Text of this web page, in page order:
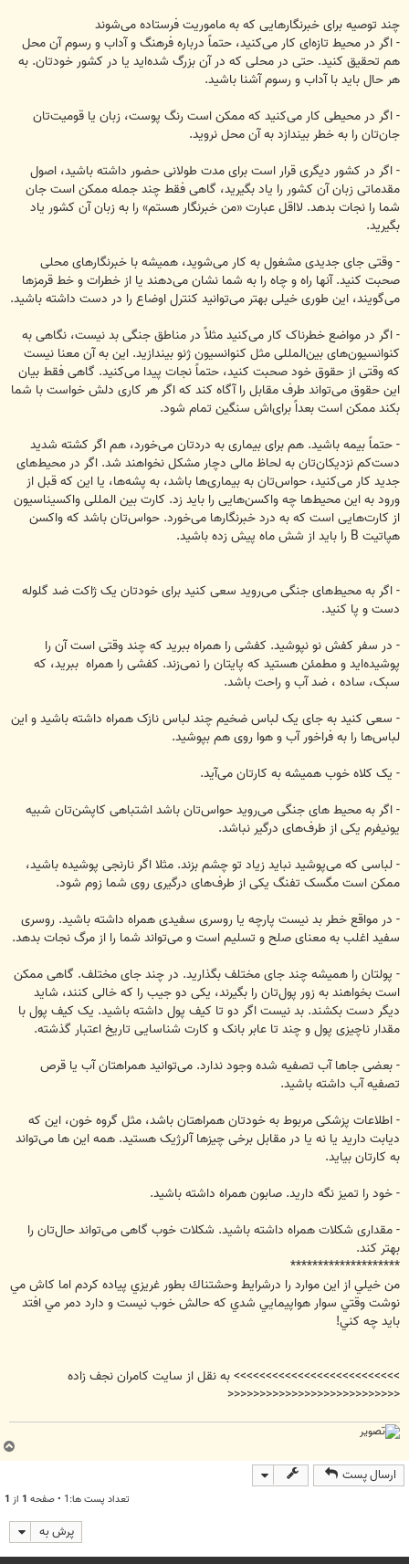
چند توصیه برای خبرنگارهایی که به ماموریت فرستاده می‌شوند
‏- اگر در محیط تازه‌ای کار می‌کنید، حتماً درباره فرهنگ و آداب و رسوم آن محل
هم تحقیق کنید. حتی در محلی ‏‏که ‏در آن بزرگ شده‌اید یا در کشور خودتان. به
هر حال باید با آداب و رسوم آشنا باشید.‏
‏- اگر در محیطی کار می‌کنید که ممکن است رنگ پوست، زبان یا قومیت‌تان
جان‌تان را به خطر بیندازد به آن ‏‏‏محل نروید.‏
‏- اگر در کشور دیگری قرار است برای مدت طولانی حضور داشته باشید، اصول
مقدماتی زبان آن کشور را یاد ‏‏‏بگیرید، گاهی فقط چند جمله ممکن است جان
شما را نجات بدهد. لااقل عبارت «من خبرنگار هستم» را به زبان ‏‏‏آن کشور یاد
بگیرید.‏
‏- وقتی جای جدیدی مشغول به کار می‌شوید، همیشه با خبرنگارهای محلی
صحبت کنید. آنها راه و ‏چاه را به ‏شما ‏نشان می‌دهند یا از خطرات و خط قرمزها
می‌گویند، این طوری خیلی بهتر می‌توانید کنترل اوضاع ‏را در ‏دست ‏داشته باشید.‏
‏- اگر در مواضع خطرناک کار می‌کنید مثلاً در مناطق جنگی بد نیست، نگاهی به
کنوانسیون‌های بین‌المللی مثل ‏‏‏کنوانسیون ژنو بیندازید. این به آن معنا نیست
که وقتی از حقوق خود صحبت کنید، حتماً نجات پیدا می‌کنید. ‏گاهی ‏‏فقط بیان
این حقوق می‌تواند طرف مقابل را آگاه کند که اگر هر کاری دلش خواست با شما
بکند ممکن است ‏بعداً ‏‏برای‌اش سنگین تمام شود.‏
‏- حتماً بیمه باشید. هم برای بیماری به دردتان می‌خورد، هم اگر کشته شدید
دست‌کم نزدیکان‌تان به لحاظ ‏مالی دچار ‏‏مشکل نخواهند شد. اگر در محیط‌های
جدید کار می‌کنید، حواس‌تان به بیماری‌ها باشد، به پشه‌ها، یا این که قبل ‏از
‏‏ورود به این محیط‌ها چه واکسن‌هایی را باید زد. کارت بین المللی واکسیناسیون
از کارت‌هایی است که به ‏درد ‏‏خبرنگارها می‌خورد. حواس‌تان باشد که واکسن
هپاتیت ‏B‏ را باید از شش ماه پیش زده باشید. ‏
‏- اگر به محیط‌های جنگی می‌روید سعی کنید برای خودتان یک ژاکت ضد گلوله
دست و پا کنید.‏
‏- در سفر کفش نو نپوشید. کفشی را همراه ببرید که چند وقتی است آن را
پوشیده‌اید و مطمئن هستید که پایتان را ‏‏‏نمی‌زند. کفشی را همراه‏‎ ‎‏ ببرید، که
سبک، ساده ، ضد آب و راحت باشد.‏
‏- سعی کنید به جای یک لباس ضخیم چند لباس نازک‌ همراه داشته باشید و این
لباس‌ها را به فراخور آب و ‏هوا ‏‏روی هم بپوشید.‏
‏- یک کلاه خوب همیشه به کارتان می‌آید.‏
‏- اگر به محیط های جنگی می‌روید حواس‌تان باشد اشتباهی کاپشن‌تان شبیه
یونیفرم یکی از طرف‌های درگیر ‏‏‏نباشد.‏
‏- لباسی که می‌پوشید نباید زیاد تو چشم بزند. مثلا اگر نارنجی پوشیده باشید،
ممکن است مگسک تفنگ یکی از ‏‏‏طرف‌های درگیری روی شما زوم شود. ‏
‏- در مواقع خطر بد نیست پارچه یا روسری سفیدی همراه داشته باشید. روسری
سفید اغلب به معنای صلح و ‏تسلیم ‏‏است و می‌تواند شما را از مرگ نجات بدهد.‏
‏- پولتان را همیشه چند جای مختلف بگذارید. در چند جای مختلف. گاهی ممکن
است بخواهند به زور پول‌تان را ‏‏بگیرند، یکی دو ‏جیب را که خالی کنند، شاید
دیگر دست بکشند. بد نیست اگر دو تا کیف پول داشته باشید. یک ‏‏کیف پول با
‏مقدار ناچیزی پول و چند تا عابر بانک و کارت شناسایی تاریخ اعتبار گذشته.‏
‏- بعضی جاها آب تصفیه شده وجود ندارد. می‌توانید همراهتان آب یا ‏قرص
تصفیه آب داشته باشید.‏
‏- اطلاعات پزشکی مربوط به خودتان همراهتان باشد، مثل گروه خون، این که
دیابت ‏دارید یا نه یا در مقابل برخی ‏‏چیزها آلرژیک هستید. همه این ها می‌تواند
به کارتان بیاید.‏
‏- خود را تمیز نگه دارید. صابون همراه داشته باشید.‏
‏- مقداری شکلات همراه داشته باشید. شکلات خوب گاهی می‌تواند حال‌تان را
بهتر کند. ‏
********************
من خيلي از اين موارد را درشرايط وحشتناك بطور غريزي پياده كردم اما كاش مي
نوشت وقتي سوار هواپيمايي شدي كه حالش خوب نيست و دارد دمر مي افتد
بايد چه كني!
>>>>>>>>>>>>>>>>>>>>>>>>>> به نقل از سايت كامران نجف زاده
<<<<<<<<<<<<<<<<<<<<<<<<<<<
ارسال پست
تعداد پست ها:1 • صفحه 1 از 1
پرش به